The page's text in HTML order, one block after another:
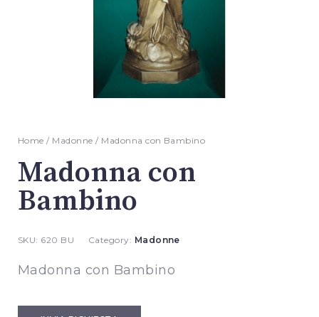
Home / Madonne / Madonna con Bambino
Madonna con
Bambino
SKU: 620 BU Category: Madonne
Madonna con Bambino